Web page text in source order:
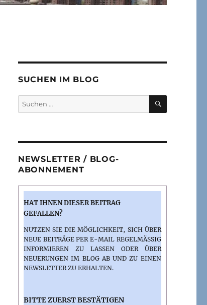
SUCHEN IM BLOG
Suchen
nach:
SUCHEN
NEWSLETTER / BLOG-
ABONNEMENT
HAT IHNEN DIESER BEITRAG
GEFALLEN?
NUTZEN SIE DIE MÖGLICHKEIT, SICH ÜBER
NEUE BEITRÄGE PER E-MAIL REGELMÄSSIG I
NFORMIEREN ZU LASSEN ODER ÜBER N
EUERUNGEN IM BLOG AB UND ZU EINEN N
EWSLETTER ZU ERHALTEN.
BITTE ZUERST BESTÄTIGEN